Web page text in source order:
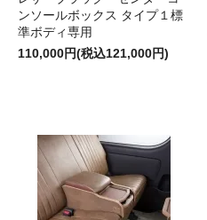
ンソールボックス タイプ１標
準ボディ専用
110,000円(税込121,000円)